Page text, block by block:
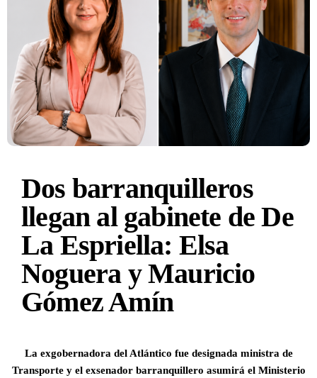
Dos barranquilleros
llegan al gabinete de De
La Espriella: Elsa
Noguera y Mauricio
Gómez Amín
La exgobernadora del Atlántico fue designada ministra de
Transporte y el exsenador barranquillero asumirá el Ministerio